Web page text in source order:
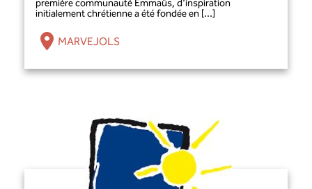
première communauté Emmaüs, d'inspiration
initialement chrétienne a été fondée en [...]
MARVEJOLS